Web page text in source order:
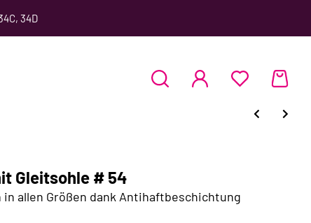
34D
Gleitsohle # 54
allen Größen dank Antihaftbeschichtung